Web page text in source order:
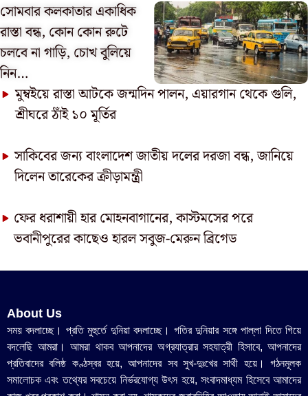
সোমবার কলকাতার একাধিক
রাস্তা বন্ধ, কোন কোন রুটে
চলবে না গাড়ি, চোখ বুলিয়ে
নিন…
মুম্বইয়ে রাস্তা আটকে জন্মদিন পালন, এয়ারগান থেকে গুলি,
শ্রীঘরে ঠাঁই ১০ মূর্তির
সাকিবের জন্য বাংলাদেশ জাতীয় দলের দরজা বন্ধ, জানিয়ে
দিলেন তারেকের ক্রীড়ামন্ত্রী
ফের ধরাশায়ী হার মোহনবাগানের, কাস্টমসের পরে
ভবানীপুরের কাছেও হারল সবুজ-মেরুন ব্রিগেড
About Us
সময় বদলাচ্ছে। প্রতি মুহুর্তে দুনিয়া বদলাচ্ছে। গতির দুনিয়ার সঙ্গে পাল্লা দিতে গিয়ে
বদলেছি আমরা। আমরা থাকব আপনাদের অগ্রযাত্রার সহযাত্রী হিসাবে, আপনাদের
প্রতিবাদের বলিষ্ঠ কণ্ঠস্বর হয়ে, আপনাদের সব সুখ-দুঃখের সাথী হয়ে। গঠনমূলক
সমালোচক এবং তথ্যের সবচেয়ে নির্ভরযোগ্য উ‍ৎস হয়ে, সংবাদমাধ্যম হিসেবে আমাদের